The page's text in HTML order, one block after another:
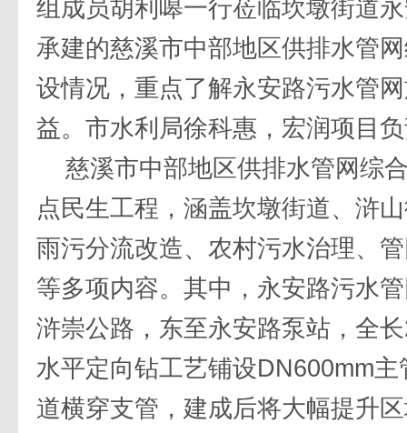
组成员胡利嗥一行莅临坎墩街道
承建的慈溪市中部地区供排水管
设情况，重点了解永安路污水管
益。市水利局徐科惠，宏润项目
慈溪市中部地区供排水管网综
点民生工程，涵盖坎墩街道、浒
雨污分流改造、农村污水治理、
等多项内容。其中，永安路污水
浒崇公路，东至永安路泵站，全
水平定向钻工艺铺设DN600mm
道横穿支管，建成后将大幅提升